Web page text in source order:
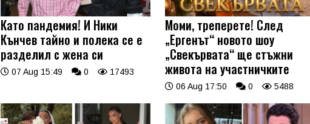
Като пандемия! И Ники
Кънчев тайно и полека се е
разделил с жена си
07 Aug 15:49 0 17493
Моми, треперете! След
„Ергенът“ новото шоу
„Свекървата“ ще стъжни
живота на участничките
06 Aug 17:50 0 5488